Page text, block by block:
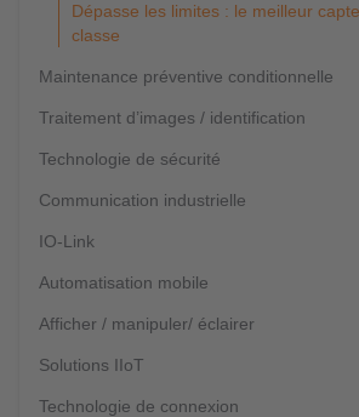
Dépasse les limites : le meilleur
classe
Maintenance préventive conditionnelle
Traitement d’images / identification
Technologie de sécurité
Communication industrielle
IO-Link
Automatisation mobile
Afficher / manipuler/ éclairer
Solutions IIoT
Technologie de connexion